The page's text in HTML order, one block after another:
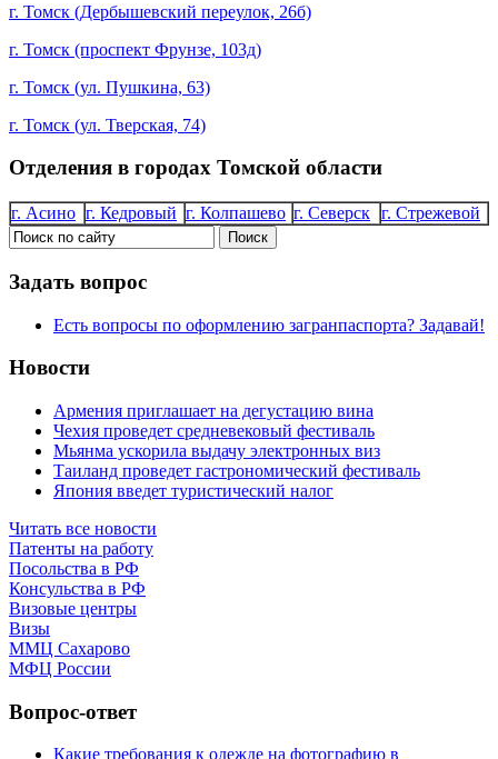
г. Томск (Дербышевский переулок, 26б)
г. Томск (проспект Фрунзе, 103д)
г. Томск (ул. Пушкина, 63)
г. Томск (ул. Тверская, 74)
Отделения в городах Томской области
г. Асино г. Кедровый г. Колпашево г. Северск г. Стрежевой
Задать вопрос
Есть вопросы по оформлению загранпаспорта? Задавай!
Новости
Армения приглашает на дегустацию вина
Чехия проведет средневековый фестиваль
Мьянма ускорила выдачу электронных виз
Таиланд проведет гастрономический фестиваль
Япония введет туристический налог
Читать все новости
Патенты на работу
Посольства в РФ
Консульства в РФ
Визовые центры
Визы
ММЦ Сахарово
МФЦ России
Вопрос-ответ
Какие требования к одежде на фотографию в